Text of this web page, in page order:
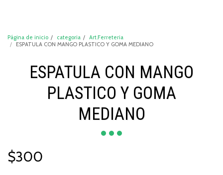
Página de inicio categoria
Art.Ferreteria
ESPATULA CON MANGO PLASTICO Y GOMA MEDIANO
ESPATULA CON MANGO
PLASTICO Y GOMA
MEDIANO
$300